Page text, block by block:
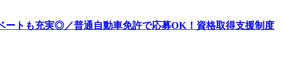
ートも充実◎／普通自動車免許で応募OK！資格取得支援制度